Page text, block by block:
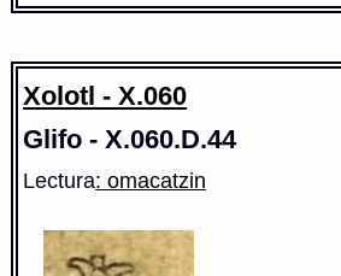
Xolotl - X.060
Glifo - X.060.D.44
Lectura: omacatzin